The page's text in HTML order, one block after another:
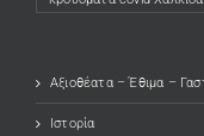
Αξιοθέατα – Έθιμα –
Ιστορία